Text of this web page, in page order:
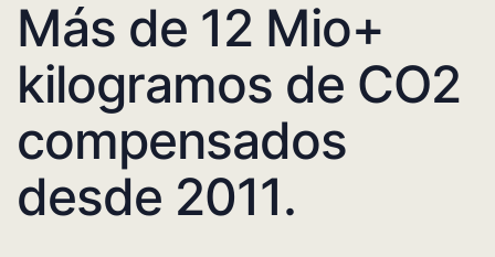
Más de 12 Mio+
kilogramos de CO2
compensados
desde 2011.